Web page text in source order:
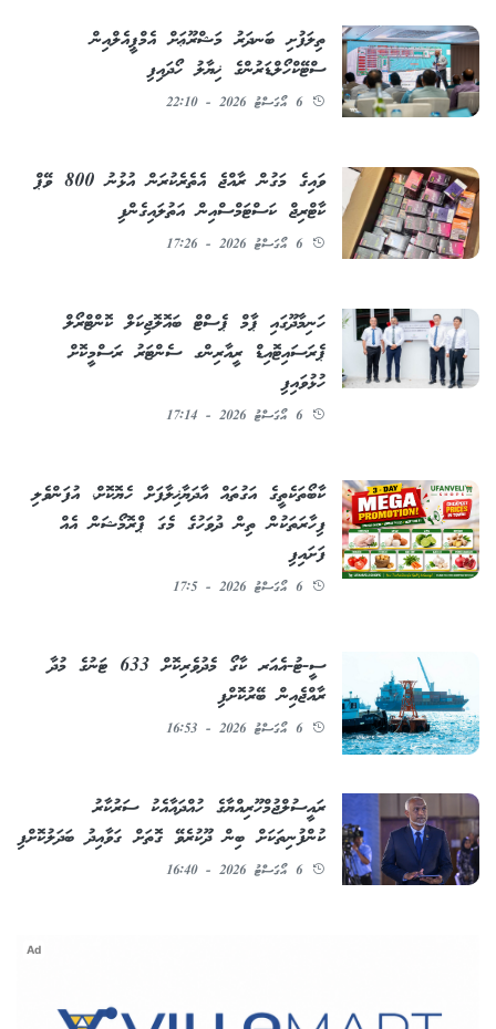
ތިލަފުށި ބަނދަރު މަޝްރޫޢަށް އެމްޕީއެލްއިން
ސްޓޭކްހޯލްޑަރުންގެ ޚިޔާލު ހޯދައިފި
6 އޯގަސްޓު 2026 - 22:10
ވައިގެ މަގުން ރާއްޖެ އެތެރެކުރަން އުޅުނު 800 ވޭޕް
ކާޓްރިޖް ކަސްޓަމްސްއިން އަތުލައިގެންފި
6 އޯގަސްޓު 2026 - 17:26
ހަނިމާދޫގައި ޕާމް ޕެސްޓް ބައޮލޮޖިކަލް ކޮންޓްރޯލް
ޕެރަސައިޓޮއިޑް ރީއާރިންގ ސެންޓަރު ރަސްމީކޮށް
ހުޅުވައިފި
6 އޯގަސްޓު 2026 - 17:14
ކާބޯތަކެތީގެ އަގުތައް އާދަޔާޚިލާފަށް ހެޔޮކޮށް، އުފަންވެލި
ފިހާރަތަކުން ތިން ދުވަހުގެ މެގަ ޕްރޮމޯޝަން އެއް
ފަށައިފި
6 އޯގަސްޓު 2026 - 17:5
ސީ-ޓު-އެއަރ ކާގޯ މެދުވެރިކޮށް 633 ޓަނުގެ މުދާ
ރާއްޖެއިން ބޭރުކޮށްފި
6 އޯގަސްޓު 2026 - 16:53
ރައީސުލްޖުމްހޫރިއްޔާގެ ހުއްދައާއެކު ސަރުކާރު
ކުންފުނިތަކަށް ބިން ދޫކުރެވޭ ގޮތަށް ގަވާއިދު ބަދަލުކޮށްފި
6 އޯގަސްޓު 2026 - 16:40
Ad